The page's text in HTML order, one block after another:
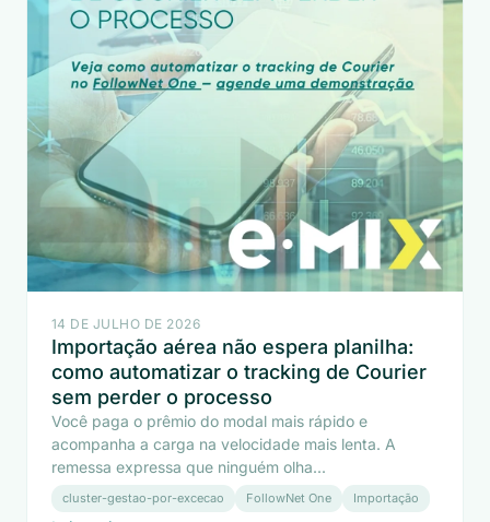
14 DE JULHO DE 2026
Importação aérea não espera planilha:
como automatizar o tracking de Courier
sem perder o processo
Você paga o prêmio do modal mais rápido e
acompanha a carga na velocidade mais lenta. A
remessa expressa que ninguém olha...
cluster-gestao-por-excecao FollowNet One Importação